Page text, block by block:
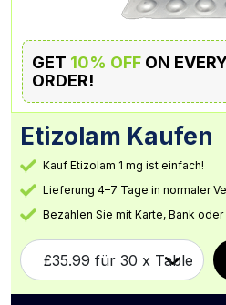
GET 10% OFF ON
ORDER!
Etizolam Kaufen
Kauf Etizolam 1 mg ist einfach!
Lieferung 4–7 Tage in normaler
Bezahlen Sie mit Karte, Bank